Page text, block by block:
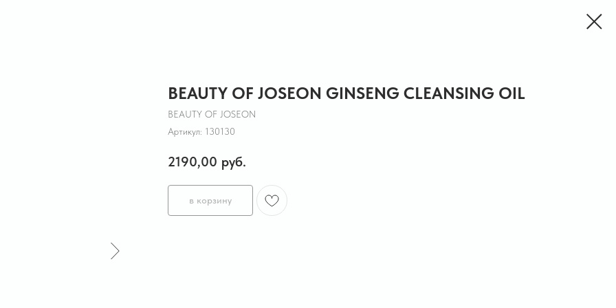
BEAUTY OF JOSEON GINSENG CLEANSING OIL
BEAUTY OF JOSEON
Артикул: 130130
2190,00 руб.
в корзину